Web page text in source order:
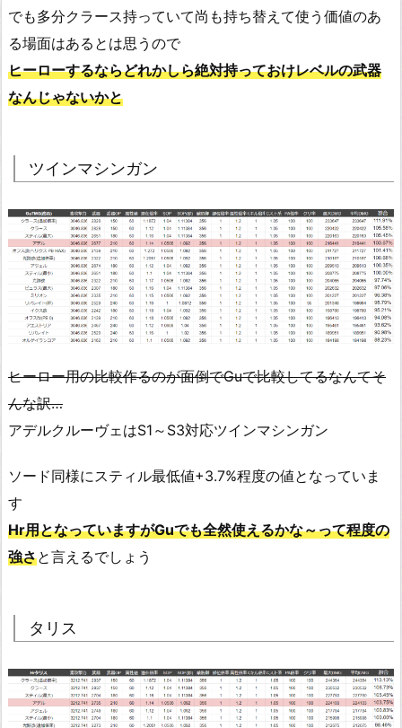
でも多分クラース持っていて尚も持ち替えて使う価値のあ
る場面はあるとは思うので
ヒーローするならどれかしら絶対持っておけレベルの武器
なんじゃないかと
ツインマシンガン
ヒーロー用の比較作るのが面倒でGuで比較してるなんてそ
んな訳…
アデルクルーヴェはS1～S3対応ツインマシンガン
ソード同様にスティル最低値+3.7%程度の値となっていま
す
Hr用となっていますがGuでも全然使えるかな～って程度の
強さと言えるでしょう
タリス